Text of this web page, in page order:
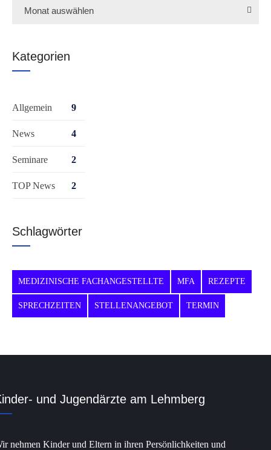
Monat auswählen
Kategorien
Allgemein 9
News 4
Seminare 2
TOP News 2
Schlagwörter
MEDIZINISCHE FACHANGESTELLTE MFA REZEPTE
SPRECHZEITEN STELLENANGEBOT TERMIN
und Jugendärzte am Lehmberg
nehmen Kinder und Eltern in ihren Persönlichkeiten und